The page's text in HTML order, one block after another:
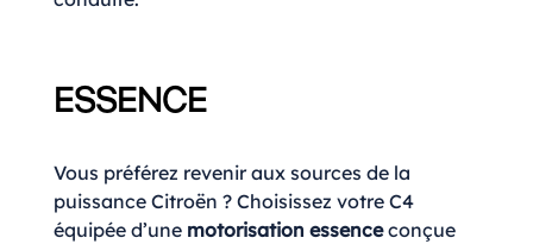
ESSENCE
Vous préférez revenir aux sources de la
puissance Citroën ? Choisissez votre C4
équipée d’une motorisation essenceconçue